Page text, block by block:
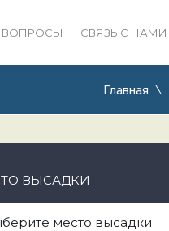
ВОПРОСЫ СВЯЗЬ С НАМИ
Главная
ВЫСАДКИ
место высадки